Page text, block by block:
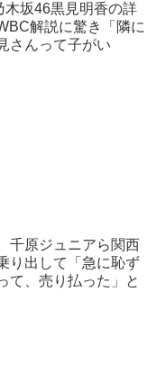
木坂46黒見明香の詳
解説に驚き「隣に
さんって子がい
千原ジュニアら関西
り出して「急に恥ず
て、売り払った」と